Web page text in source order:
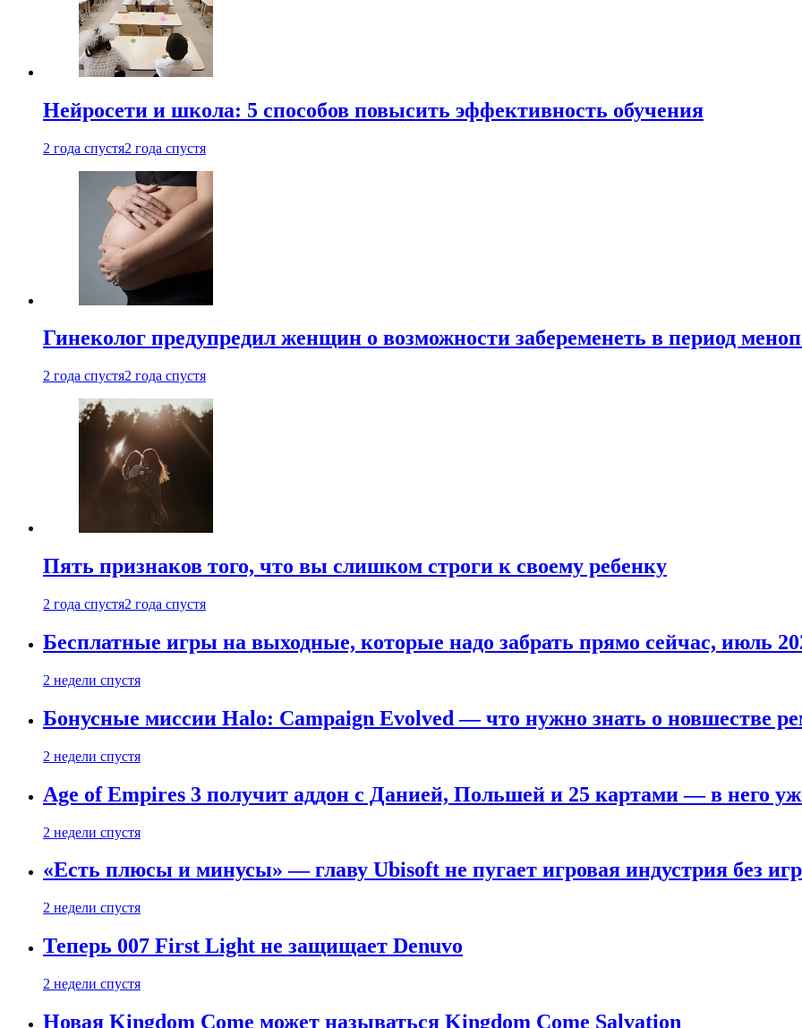
Нейросети и школа: 5 способов повысить эффективность обучения
2 года спустя2 года спустя
Гинеколог предупредил женщин о возможности забеременеть в период
2 года спустя2 года спустя
Пять признаков того, что вы слишком строги к своему ребенку
2 года спустя2 года спустя
Бесплатные игры на выходные, которые надо забрать прямо сейчас, июль
2 недели спустя
Бонусные миссии Halo: Campaign Evolved — что нужно знать о новшестве
2 недели спустя
Age of Empires 3 получит аддон с Данией, Польшей и 25 картами — в него
2 недели спустя
«Есть плюсы и минусы» — главу Ubisoft не пугает игровая индустрия без
2 недели спустя
Теперь 007 First Light не защищает Denuvo
2 недели спустя
Новая Kingdom Come может называться Kingdom Come Salvation